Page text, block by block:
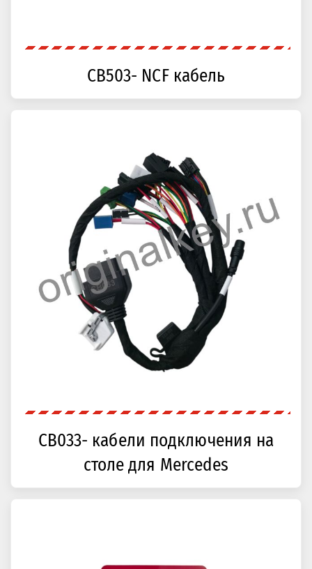
CB503- NCF кабель
CB033- кабели подключения на
столе для Mercedes